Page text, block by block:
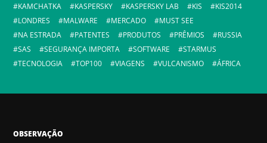
KAMCHATKA
KASPERSKY KASPERSKY LAB KIS
KIS2014
LONDRES
MALWARE MERCADO
MUST SEE
NA ESTRADA
PATENTES PRODUTOS PRÊMIOS
RUSSIA
SAS
SEGURANÇA IMPORTA SOFTWARE
STARMUS
TECNOLOGIA
TOP100 VIAGENS VULCANISMO ÁFRICA
OBSERVAÇÃO